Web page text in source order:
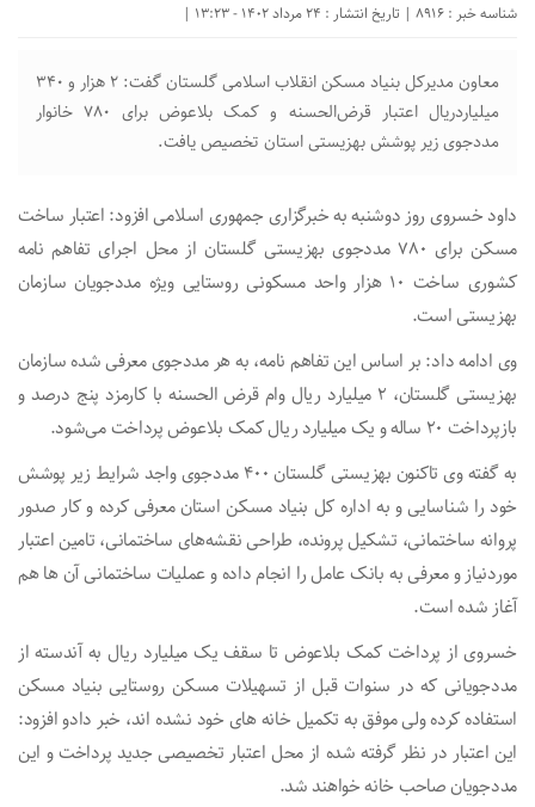
شناسه خبر : 8916 | تاریخ انتشار : 24 مرداد 1402 - 13:23 |
معاون مدیرکل بنیاد مسکن انقلاب اسلامی گلستان گفت: ۲ هزار و ۳۴۰
میلیاردریال اعتبار قرض‌الحسنه و کمک بلاعوض برای ۷۸۰ خانوار
مددجوی زیر پوشش بهزیستی استان تخصیص یافت.
داود خسروی روز دوشنبه به خبرگزاری جمهوری اسلامی افزود: اعتبار ساخت
مسکن برای ۷۸۰ مددجوی بهزیستی گلستان از محل اجرای تفاهم نامه
کشوری ساخت ۱۰ هزار واحد مسکونی روستایی ویژه مددجویان سازمان
بهزیستی است.
وی ادامه داد: بر اساس این تفاهم نامه، به هر مددجوی معرفی شده سازمان
بهزیستی گلستان، ۲ میلیارد ریال وام قرض الحسنه با کارمزد پنج درصد و
بازپرداخت ۲۰ ساله و یک میلیارد ریال کمک بلاعوض پرداخت می‌شود.
به گفته وی تاکنون بهزیستی گلستان ۴۰۰ مددجوی واجد شرایط زیر پوشش
خود را شناسایی و به اداره کل بنیاد مسکن استان معرفی کرده و کار صدور
پروانه ساختمانی، تشکیل پرونده، طراحی نقشه‌های ساختمانی، تامین اعتبار
موردنیاز و معرفی به بانک عامل را انجام داده و عملیات ساختمانی آن ها هم
آغاز شده است.
خسروی از پرداخت کمک بلاعوض تا سقف یک میلیارد ریال به آندسته از
مددجویانی که در سنوات قبل از تسهیلات مسکن روستایی بنیاد مسکن
استفاده کرده ولی موفق به تکمیل خانه های خود نشده اند، خبر دادو افزود:
این اعتبار در نظر گرفته شده از محل اعتبار تخصیصی جدید پرداخت و این
مددجویان صاحب خانه خواهند شد.